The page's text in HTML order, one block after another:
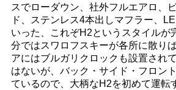
スでローダウン、社外フルエアロ、
ド、ステンレス4本出しマフラー、
いった、これぞH2というスタイルが
分ではスワロフスキーが各所に散り
アにはブルガリクロックも設置され
はないが、バック・サイド・フロン
ているので、大柄なH2を初めて運転